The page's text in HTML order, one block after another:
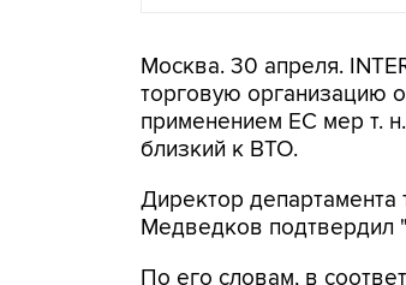
Москва. 30 апреля.
торговую организацию
применением ЕС мер т.
близкий к ВТО.
Директор
Медведков подтвердил
По его словам, в